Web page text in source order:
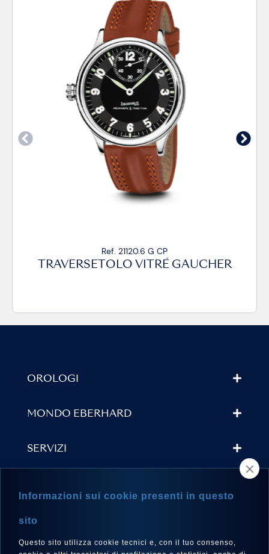
Ref. 21120.6 G CA2
TRAVERSETOLO VITRÉ GAUCHER
OROLOGI
MONDO EBERHARD
SERVIZI
Informazioni sui cookie presenti in questo
sito
Questo sito utilizza cookie tecnici e, con il tuo consenso,